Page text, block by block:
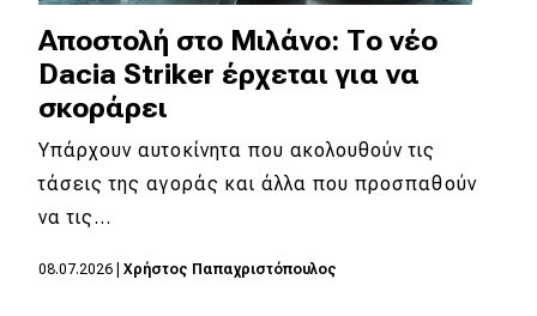
Αποστολή στο Μιλάνο: Tο νέο
Dacia Striker έρχεται για να
σκοράρει
Υπάρχουν αυτοκίνητα που ακολουθούν τις
τάσεις της αγοράς και άλλα που προσπαθούν
να τις…
08.07.2026 Χρήστος Παπαχριστόπουλος